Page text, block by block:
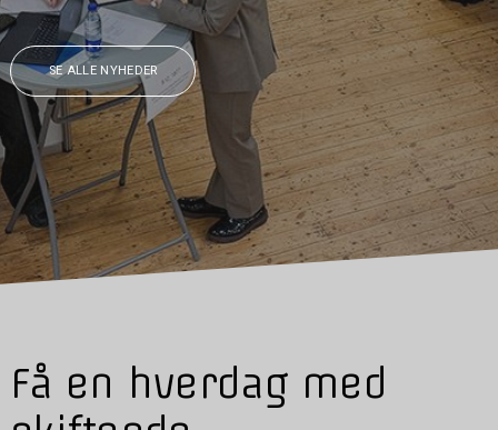
SE ALLE NYHEDER
Få en hverdag med